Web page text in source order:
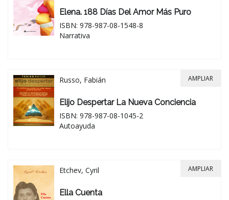
Elena. 188 Días Del Amor Más Puro
ISBN: 978-987-08-1548-8
Narrativa
Russo, Fabián
Elijo Despertar La Nueva Conciencia
ISBN: 978-987-08-1045-2
Autoayuda
AMPLIAR
Etchev, Cyril
Ella Cuenta
AMPLIAR